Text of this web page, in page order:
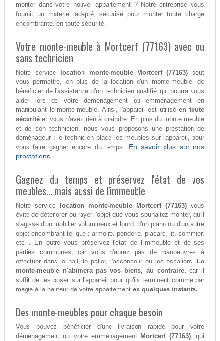
monter dans votre nouvel appartement ? Notre entreprise vous
fournit un matériel adapté, sécurisé pour monter toute charge
encombrante, en toute sécurité.
Votre monte-meuble à Mortcerf (77163) avec ou
sans technicien
Notre service location monte-meuble Mortcerf (77163) peut
vous permettre, en plus de la location d'un monte-meuble, de
bénéficier de l'assistance d'un technicien qualifié qui pourra vous
aider lors de votre déménagement ou emménagement en
manipulant le monte-meuble. Ainsi, l'appareil est utiliséen toute
sécuritéet vous n'avez rien à craindre. En plus du monte meuble
et de son technicien, nous vous proposons une prestation de
déménageur : le technicien place les meubles sur l'appareil, pour
vous faire gagner encore du temps. En savoir plus sur nos
prestations.
Gagnez du temps et préservez l'état de vos
meubles... mais aussi de l'immeuble
Notre service location monte-meuble Mortcerf (77163)vous
évite de détériorer ou rayer l'objet que vous souhaitez monter, qu'il
s'agisse d'un mobilier volumineux et lourd, d'un piano ou d'un autre
objet encombrant tel que : armoire, penderie, placard, lit, sommier,
etc… En outre vous préservez l'état de l'immeuble et de ses
parties communes, car vous n'aurez pas de manoeuvres à
effectuer dans le hall, le palier, l'ascenceur ou les escaliers. Le
monte-meuble n'abimera pas vos biens, au contraire, car il
suffit de les poser sur l'appareil pour qu'ils terminent comme par
magie à la hauteur de votre appartement en quelques instants.
Des monte-meubles pour chaque besoin
Vous pouvez bénéficier d'une livraison rapide pour votre
déménagement ou votre emménagement Mortcerf (77163), qui